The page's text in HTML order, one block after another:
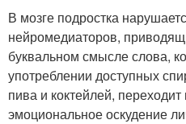
В мозге подростка
нейромедиаторов,
буквальном смысле слова,
употреблении доступных
пива и коктейлей,
эмоциональное оскудение